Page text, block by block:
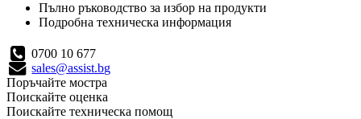
Пълно ръководство за избор на продукти
Подробна техническа информация
0700 10 677
sales@assist.bg
Поръчайте мостра
Поискайте оценка
Поискайте техническа помощ